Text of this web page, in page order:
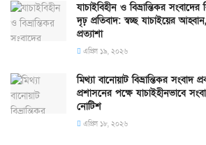
যাচাইবিহীন ও বিভ্রান্তিকর
দৃঢ় প্রতিবাদ: স্বচ্ছ যাচাইয়ের
প্রত্যাশা
এপ্রিল ১৯, ২০২৬
মিথ্যা বানোয়াট বিভ্রান্তিকর
প্রশাসনের পক্ষে যাচাইহীনভাবে
নোটিশ
এপ্রিল ১৮, ২০২৬